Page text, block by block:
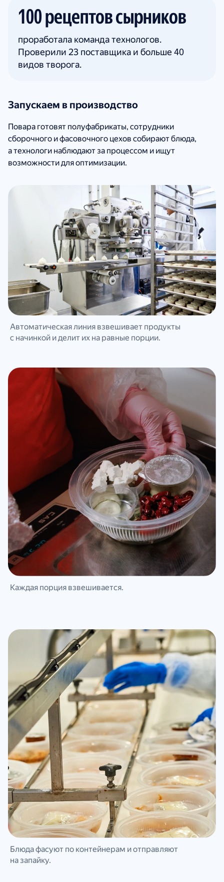
100 рецептов сырников
проработала команда технологов.
Проверили 23 поставщика и больше 40
видов творога.
Запускаем в производство
Повара готовят полуфабрикаты, сотрудники
сборочного и фасовочного цехов собирают блюда,
а технологи наблюдают за процессом и ищут
возможности для оптимизации.
Автоматическая линия взвешивает продукты
с начинкой и делит их на равные порции.
Каждая порция взвешивается.
Блюда фасуют по контейнерам и отправляют
на запайку.